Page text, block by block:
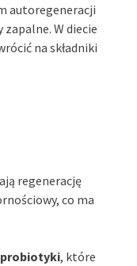
autoregeneracji
W diecie
na składniki
regenerację
co ma
probiotyki, które